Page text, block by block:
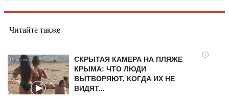
Читайте также
i
СКРЫТАЯ КАМЕРА НА ПЛЯЖЕ
КРЫМА: ЧТО ЛЮДИ
ВЫТВОРЯЮТ, КОГДА ИХ НЕ
ВИДЯТ...